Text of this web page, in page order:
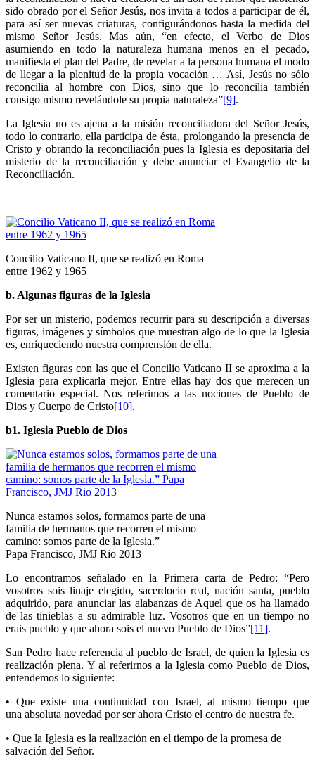
sido obrado por el Señor Jesús, nos invita a todos a participar de él,
para así ser nuevas criaturas, configurándonos hasta la medida del
mismo Señor Jesús. Mas aún, “en efecto, el Verbo de Dios
asumiendo en todo la naturaleza humana menos en el pecado,
manifiesta el plan del Padre, de revelar a la persona humana el modo
de llegar a la plenitud de la propia vocación … Así, Jesús no sólo
reconcilia al hombre con Dios, sino que lo reconcilia también
consigo mismo revelándole su propia naturaleza”[9].
La Iglesia no es ajena a la misión reconciliadora del Señor Jesús,
todo lo contrario, ella participa de ésta, prolongando la presencia de
Cristo y obrando la reconciliación pues la Iglesia es depositaria del
misterio de la reconciliación y debe anunciar el Evangelio de la
Reconciliación.
Concilio Vaticano II, que se realizó en Roma
entre 1962 y 1965
b. Algunas figuras de la Iglesia
Por ser un misterio, podemos recurrir para su descripción a diversas
figuras, imágenes y símbolos que muestran algo de lo que la Iglesia
es, enriqueciendo nuestra comprensión de ella.
Existen figuras con las que el Concilio Vaticano II se aproxima a la
Iglesia para explicarla mejor. Entre ellas hay dos que merecen un
comentario especial. Nos referimos a las nociones de Pueblo de
Dios y Cuerpo de Cristo[10].
b1. Iglesia Pueblo de Dios
Nunca estamos solos, formamos parte de una
familia de hermanos que recorren el mismo
camino: somos parte de la Iglesia.”
Papa Francisco, JMJ Rio 2013
Lo encontramos señalado en la Primera carta de Pedro: “Pero
vosotros sois linaje elegido, sacerdocio real, nación santa, pueblo
adquirido, para anunciar las alabanzas de Aquel que os ha llamado
de las tinieblas a su admirable luz. Vosotros que en un tiempo no
erais pueblo y que ahora sois el nuevo Pueblo de Dios”[11].
San Pedro hace referencia al pueblo de Israel, de quien la Iglesia es
realización plena. Y al referirnos a la Iglesia como Pueblo de Dios,
entendemos lo siguiente:
• Que existe una continuidad con Israel, al mismo tiempo que
una absoluta novedad por ser ahora Cristo el centro de nuestra fe.
• Que la Iglesia es la realización en el tiempo de la promesa de
salvación del Señor.